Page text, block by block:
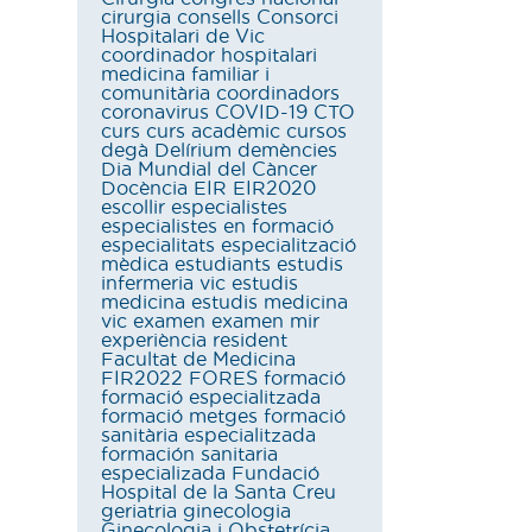
cirurgia consells Consorci
Hospitalari de Vic
coordinador hospitalari
medicina familiar i
comunitària coordinadors
coronavirus COVID-19 CTO
curs curs acadèmic cursos
degà Delírium demències
Dia Mundial del Càncer
Docència EIR EIR2020
escollir especialistes
especialistes en formació
especialitats especialització
mèdica estudiants estudis
infermeria vic estudis
medicina estudis medicina
vic examen examen mir
experiència resident
Facultat de Medicina
FIR2022 FORES formació
formació especialitzada
formació metges formació
sanitària especialitzada
formación sanitaria
especializada Fundació
Hospital de la Santa Creu
geriatria ginecologia